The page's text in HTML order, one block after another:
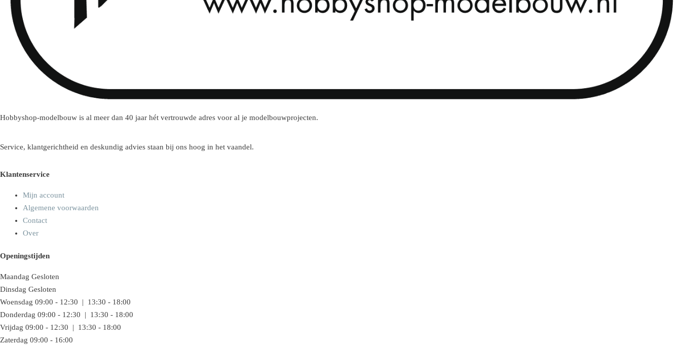
Hobbyshop-modelbouw is al meer dan 40 jaar hét vertrouwde adres voor al je modelbouwprojecten.
Service, klantgerichtheid en deskundig advies staan bij ons hoog in het vaandel.
Klantenservice
Mijn account
Algemene voorwaarden
Contact
Over
Openingstijden
Maandag Gesloten
Dinsdag Gesloten
Woensdag 09:00 - 12:30 | 13:30 - 18:00
Donderdag 09:00 - 12:30 | 13:30 - 18:00
Vrijdag 09:00 - 12:30 | 13:30 - 18:00
Zaterdag 09:00 - 16:00